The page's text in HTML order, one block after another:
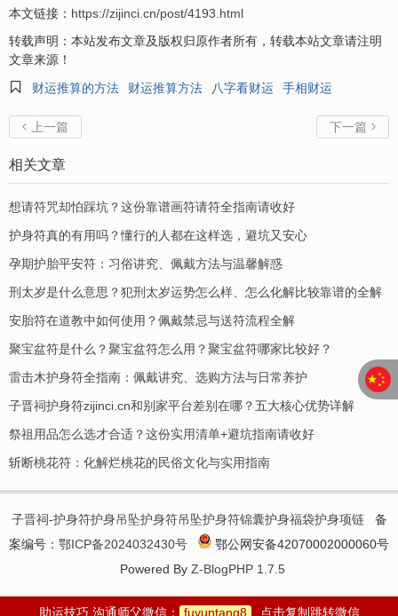
本文链接： https://zijinci.cn/post/4193.html
转载声明：本站发布文章及版权归原作者所有，转载本站文章请注明
文章来源！

财运推算的方法 财运推算方法 八字看财运 手相财运
 上一篇 下一篇 
相关文章
想请符咒却怕踩坑？这份靠谱画符请符全指南请收好
护身符真的有用吗？懂行的人都在这样选，避坑又安心
孕期护胎平安符：习俗讲究、佩戴方法与温馨解惑
刑太岁是什么意思？犯刑太岁运势怎么样、怎么化解比较靠谱的全解
安胎符在道教中如何使用？佩戴禁忌与送符流程全解
聚宝盆符是什么？聚宝盆符怎么用？聚宝盆符哪家比较好？
​雷击木护身符全指南：佩戴讲究、选购方法与日常养护
子晋祠护身符zijinci.cn和别家平台差别在哪？五大核心优势详解
祭祖用品怎么选才合适？这份实用清单+避坑指南请收好
斩断桃花符：化解烂桃花的民俗文化与实用指南
子晋祠-护身符护身吊坠护身符吊坠护身符锦囊护身福袋护身项链备
案编号： 鄂ICP备2024032430号
鄂公网安备42070002000060号
Powered By Z-BlogPHP 1.7.5
助运技巧 沟通师父微信： fuyuntang8 点击复制跳转微信